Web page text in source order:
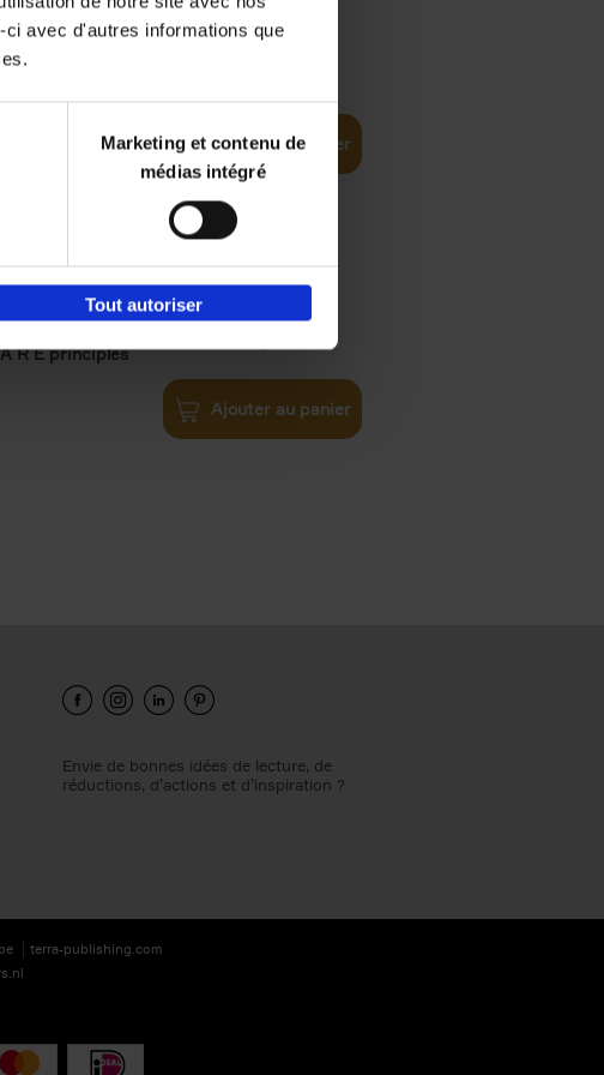
avec d'autres informations que
Marketing et contenu de
médias intégré
Tout autoriser
Business
Ajouter au panier
R E principles €34,99
Ajouter au panier
Envie de bonnes idées de lecture, de
réductions, d’actions et d’inspiration ?
terra-publishing.com